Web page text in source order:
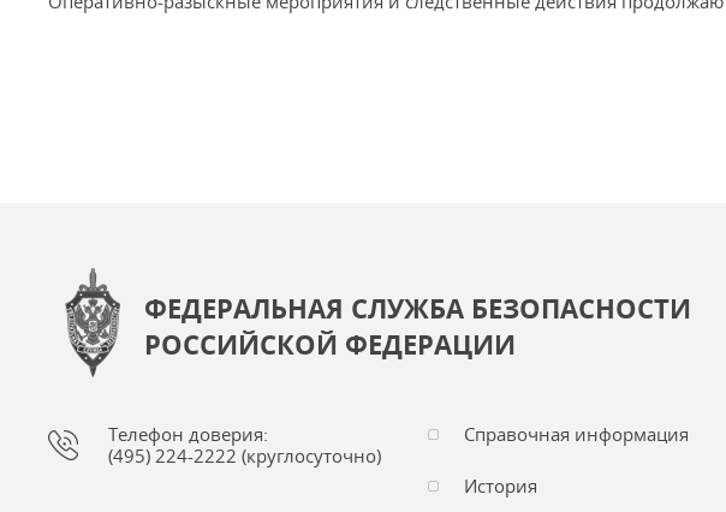
ФЕДЕРАЛЬНАЯ СЛУЖБА БЕЗОПАСНОСТИ
РОССИЙСКОЙ ФЕДЕРАЦИИ
Телефон доверия:
(495) 224-2222 (круглосуточно)
Справочная информация
История